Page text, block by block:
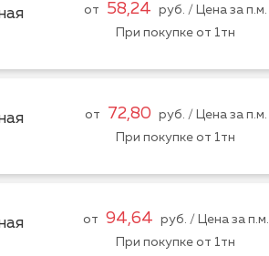
от 58,24
руб. / Цена за п.м.
При покупке от 1тн
от 72,80
руб. / Цена за п.м.
При покупке от 1тн
от 94,64
руб. / Цена за п.м.
При покупке от 1тн